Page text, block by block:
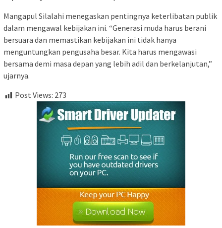
Mangapul Silalahi menegaskan pentingnya keterlibatan publik
dalam mengawal kebijakan ini. “Generasi muda harus berani
bersuara dan memastikan kebijakan ini tidak hanya
menguntungkan pengusaha besar. Kita harus mengawasi
bersama demi masa depan yang lebih adil dan berkelanjutan,”
ujarnya.
Post Views: 273